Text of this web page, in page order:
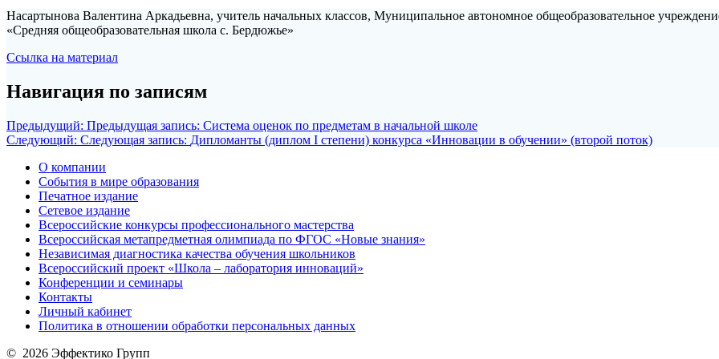
Насартынова Валентина Аркадьевна, учитель начальных классов, Муниципальное автономное общеобразовательное
«Средняя общеобразовательная школа с. Бердюжье»
Ссылка на материал
Навигация по записям
Предыдущий: Предыдущая запись: Система оценок по предметам в начальной школе
Следующий: Следующая запись: Дипломанты (диплом I степени) конкурса «Инновации в обучении» (второй поток)
О компании
События в мире образования
Печатное издание
Сетевое издание
Всероссийские конкурсы профессионального мастерства
Всероссийская метапредметная олимпиада по ФГОС «Новые знания»
Независимая диагностика качества обучения школьников
Всероссийский проект «Школа – лаборатория инноваций»
Конференции и семинары
Контакты
Личный кабинет
Политика в отношении обработки персональных данных
© 2026 Эффектико Групп